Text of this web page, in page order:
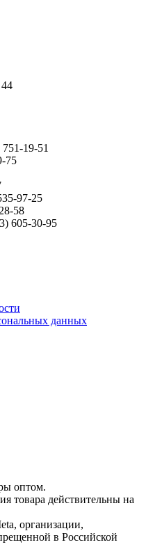
19-51
75
97-25
58
605-30-95
данных
оптом.
товара действительны на
организации,
в Российской